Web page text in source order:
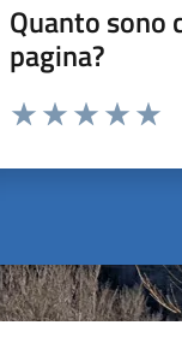
Quanto sono
pagina?
Valuta da 1 a 5 stelle la